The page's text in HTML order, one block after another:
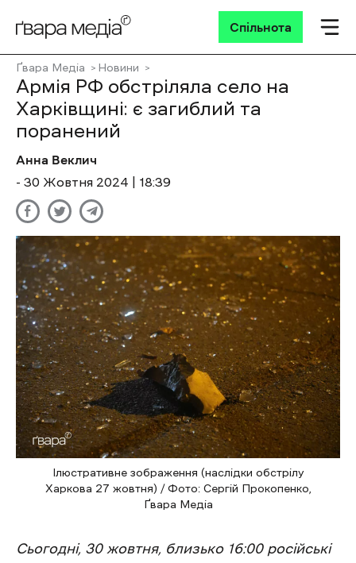
Спільнота
Ґвара Медіа Новини
Армія РФ обстріляла село на
Харківщині: є загиблий та
поранений
Анна Веклич
- 30 Жовтня 2024 | 18:39
Ілюстративне зображення (наслідки обстрілу
Харкова 27 жовтня) / Фото: Сергій Прокопенко,
Ґвара Медіа
Сьогодні, 30 жовтня, близько 16:00 російські